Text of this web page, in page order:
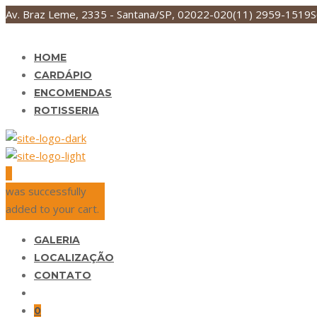
Av. Braz Leme, 2335 - Santana/SP, 02022-020(11) 2959-1519
HOME
CARDÁPIO
ENCOMENDAS
ROTISSERIA
was successfully
added to your cart.
GALERIA
LOCALIZAÇÃO
CONTATO
0